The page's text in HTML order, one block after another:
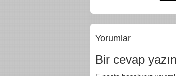
Yorumlar
Bir cevap yazın